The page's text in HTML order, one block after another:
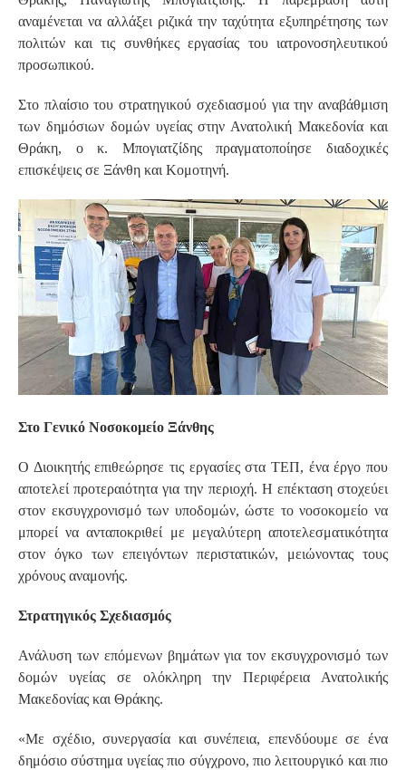
αναμένεται να αλλάξει ριζικά την ταχύτητα εξυπηρέτησης των
πολιτών και τις συνθήκες εργασίας του ιατρονοσηλευτικού
προσωπικού.
Στο πλαίσιο του στρατηγικού σχεδιασμού για την αναβάθμιση
των δημόσιων δομών υγείας στην Ανατολική Μακεδονία και
Θράκη, ο κ. Μπογιατζίδης πραγματοποίησε διαδοχικές
επισκέψεις σε Ξάνθη και Κομοτηνή.
Στο Γενικό Νοσοκομείο Ξάνθης
Ο Διοικητής επιθεώρησε τις εργασίες στα ΤΕΠ, ένα έργο που
αποτελεί προτεραιότητα για την περιοχή. Η επέκταση στοχεύει
στον εκσυγχρονισμό των υποδομών, ώστε το νοσοκομείο να
μπορεί να ανταποκριθεί με μεγαλύτερη αποτελεσματικότητα
στον όγκο των επειγόντων περιστατικών, μειώνοντας τους
χρόνους αναμονής.
Στρατηγικός Σχεδιασμός
Ανάλυση των επόμενων βημάτων για τον εκσυγχρονισμό των
δομών υγείας σε ολόκληρη την Περιφέρεια Ανατολικής
Μακεδονίας και Θράκης.
«Με σχέδιο, συνεργασία και συνέπεια, επενδύουμε σε ένα
δημόσιο σύστημα υγείας πιο σύγχρονο, πιο λειτουργικό και πιο